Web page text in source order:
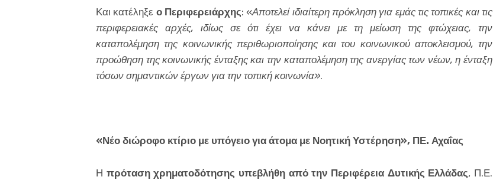
Και κατέληξε ο Περιφερειάρχης: «Αποτελεί ιδιαίτερη πρόκληση για εμάς τις τοπικές και τις
περιφερειακές αρχές, ιδίως σε ότι έχει να κάνει με τη μείωση της φτώχειας, την
καταπολέμηση της κοινωνικής περιθωριοποίησης και του κοινωνικού αποκλεισμού, την
προώθηση της κοινωνικής ένταξης και την καταπολέμηση της ανεργίας των νέων, η ένταξη
τόσων σημαντικών έργων για την τοπική κοινωνία».
«Νέο διώροφο κτίριο με υπόγειο για άτομα με Νοητική Υστέρηση», ΠΕ. Αχαΐας
Η πρόταση χρηματοδότησης υπεβλήθη από την Περιφέρεια Δυτικής Ελλάδας, Π.Ε.